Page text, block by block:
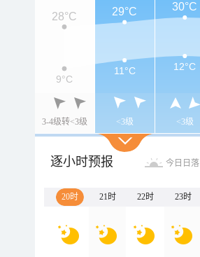
3-4级转<3级 <3级 <3级
28°C 29°C 30°C
9°C
11°C 12°C
逐小时预报 今日日落
20时 21时 22时 23时